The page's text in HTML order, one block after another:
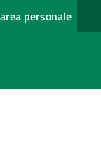
personale